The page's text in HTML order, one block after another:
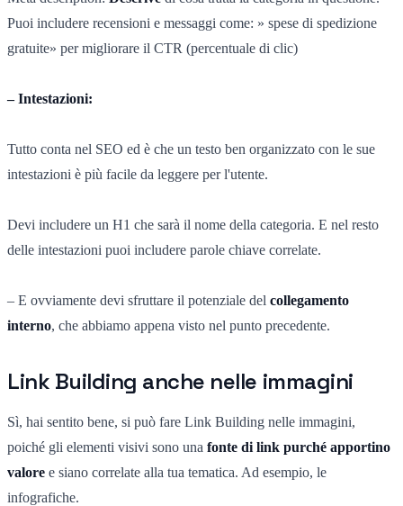
Puoi includere recensioni e messaggi come: » spese di spedizione
gratuite» per migliorare il CTR (percentuale di clic)
– Intestazioni:
Tutto conta nel SEO ed è che un testo ben organizzato con le sue
intestazioni è più facile da leggere per l'utente.
Devi includere un H1 che sarà il nome della categoria. E nel resto
delle intestazioni puoi includere parole chiave correlate.
– E ovviamente devi sfruttare il potenziale del collegamento
interno, che abbiamo appena visto nel punto precedente.
Link Building anche nelle immagini
Sì, hai sentito bene, si può fare Link Building nelle immagini,
poiché gli elementi visivi sono una fonte di link purché apportino
valore e siano correlate alla tua tematica. Ad esempio, le
infografiche.